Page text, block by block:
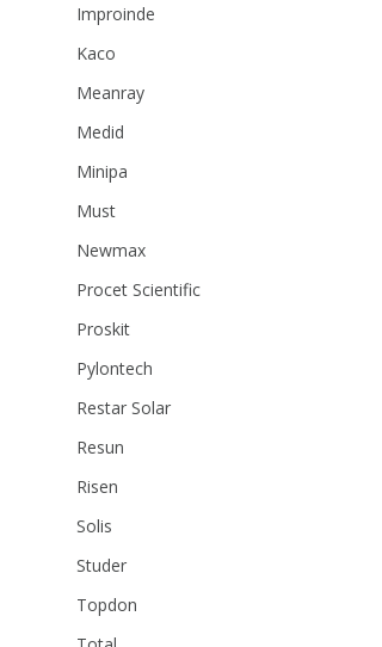
Improinde
Kaco
Meanray
Medid
Minipa
Must
Newmax
Procet Scientific
Proskit
Pylontech
Restar Solar
Resun
Risen
Solis
Studer
Topdon